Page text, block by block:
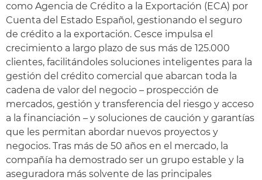
como Agencia de Crédito a la Exportación (ECA) por
Cuenta del Estado Español, gestionando el seguro
de crédito a la exportación. Cesce impulsa el
crecimiento a largo plazo de sus más de 125.000
clientes, facilitándoles soluciones inteligentes para la
gestión del crédito comercial que abarcan toda la
cadena de valor del negocio – prospección de
mercados, gestión y transferencia del riesgo y acceso
a la financiación – y soluciones de caución y garantías
que les permitan abordar nuevos proyectos y
negocios. Tras más de 50 años en el mercado, la
compañía ha demostrado ser un grupo estable y la
aseguradora más solvente de las principales